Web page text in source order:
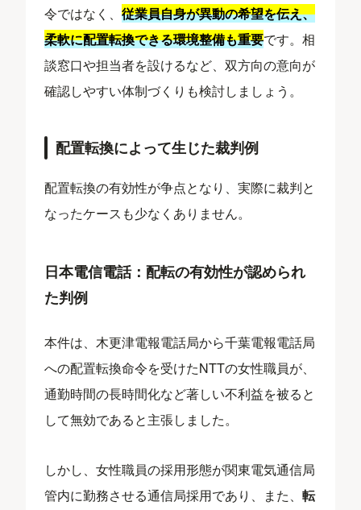
令ではなく、従業員自身が異動の希望を伝え、
柔軟に配置転換できる環境整備も重要です。相
談窓口や担当者を設けるなど、双方向の意向が
確認しやすい体制づくりも検討しましょう。
配置転換によって生じた裁判例
配置転換の有効性が争点となり、実際に裁判と
なったケースも少なくありません。
日本電信電話：配転の有効性が認められ
た判例
本件は、木更津電報電話局から千葉電報電話局
への配置転換命令を受けたNTTの女性職員が、
通勤時間の長時間化など著しい不利益を被ると
して無効であると主張しました。
しかし、女性職員の採用形態が関東電気通信局
管内に勤務させる通信局採用であり、また、転